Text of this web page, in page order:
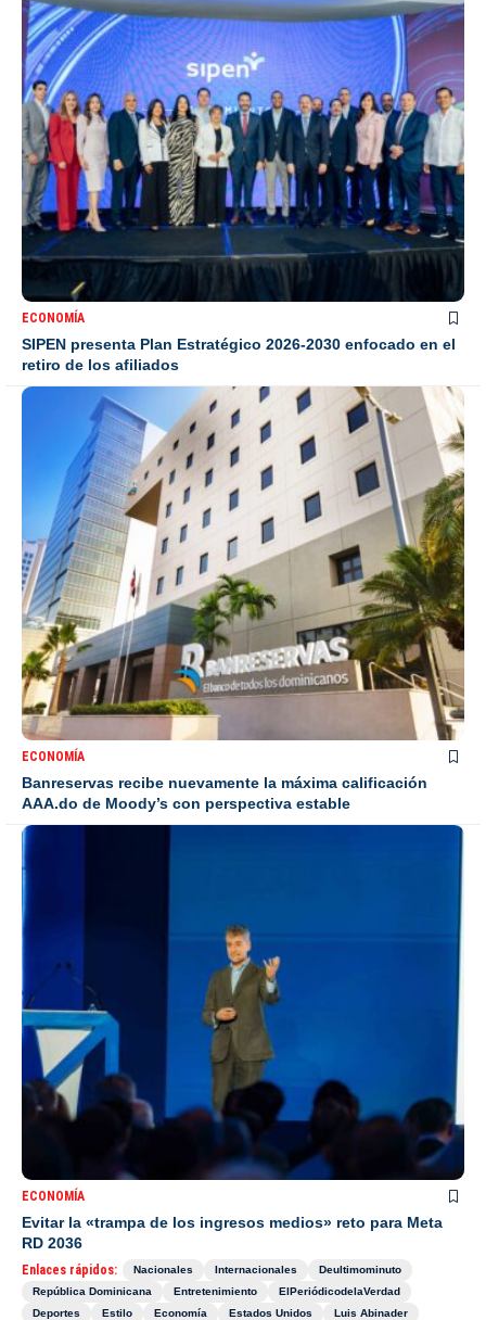
ECONOMÍA
SIPEN presenta Plan Estratégico 2026-2030 enfocado en el
retiro de los afiliados
ECONOMÍA
Banreservas recibe nuevamente la máxima calificación
AAA.do de Moody’s con perspectiva estable
ECONOMÍA
Evitar la «trampa de los ingresos medios» reto para Meta
RD 2036
Enlaces rápidos: Nacionales Internacionales
Deultimominuto
República Dominicana
Entretenimiento
ElPeriódicodelaVerdad
Deportes
Estilo Economía Estados Unidos
Luis Abinader